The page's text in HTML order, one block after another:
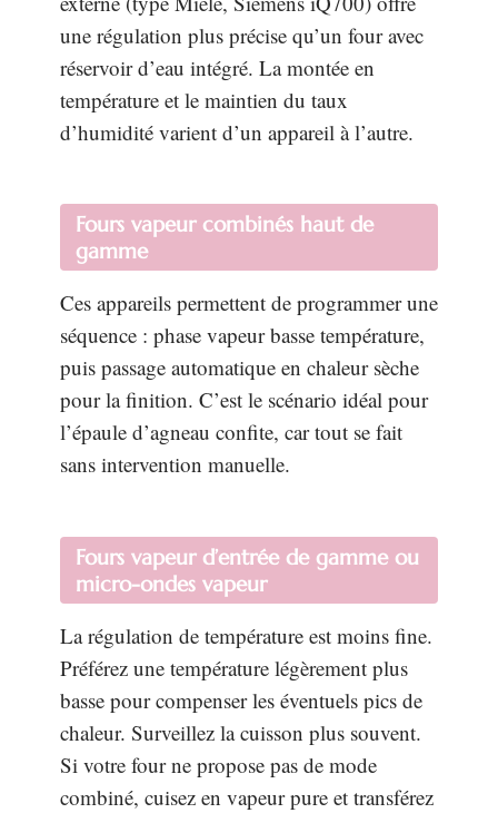
une régulation plus précise qu’un four avec
réservoir d’eau intégré. La montée en
température et le maintien du taux
d’humidité varient d’un appareil à l’autre.
Fours vapeur combinés haut de
gamme
Ces appareils permettent de programmer une
séquence : phase vapeur basse température,
puis passage automatique en chaleur sèche
pour la finition. C’est le scénario idéal pour
l’épaule d’agneau confite, car tout se fait
sans intervention manuelle.
Fours vapeur d’entrée de gamme ou
micro-ondes vapeur
La régulation de température est moins fine.
Préférez une température légèrement plus
basse pour compenser les éventuels pics de
chaleur. Surveillez la cuisson plus souvent.
Si votre four ne propose pas de mode
combiné, cuisez en vapeur pure et transférez